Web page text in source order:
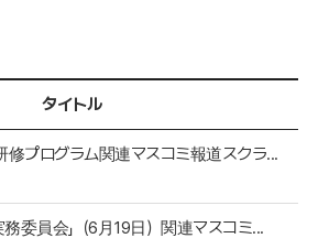
タイトル
プログラム関連マスコミ報道スクラ...
務委員会」（6月19日）関連マスコミ...